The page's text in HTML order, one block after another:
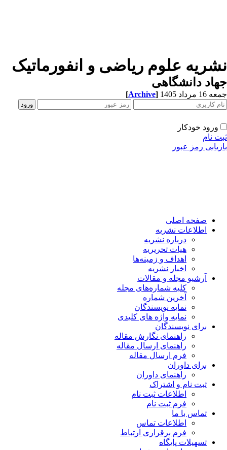
علوم ریاضی و انفورماتیک
دانشگاهی
مرداد 1405 [Archive]
ورود خودکار
نام
رمز عبور
صفحه اصلی
اطلاعات نشریه
درباره نشریه
هیات تحریریه
اهداف و زمینه‌ها
اخبار نشریه
آرشیو مجله و مقالات
کلیه شماره‌های مجله
آخرین شماره
نمایه نویسندگان
نمایه واژه های کلیدی
برای نویسندگان
راهنمای نگارش مقاله
راهنمای ارسال مقاله
فرم ارسال مقاله
برای داوران
راهنمای داوران
ثبت نام و اشتراک
اطلاعات ثبت نام
فرم ثبت نام
تماس با ما
اطلاعات تماس
فرم برقراری ارتباط
تسهیلات پایگاه